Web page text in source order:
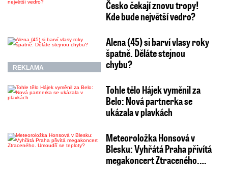
Česko čekají znovu tropy!
Kde bude největší vedro?
REKLAMA
Alena (45) si barví vlasy roky
špatně. Děláte stejnou
chybu?
Tohle tělo Hájek vyměnil za
Belo: Nová partnerka se
ukázala v plavkách
Meteoroložka Honsová v
Blesku: Vyhřátá Praha přivítá
megakoncert Ztraceného.…